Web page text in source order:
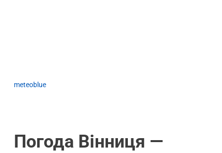
meteoblue
Погода Вінниця —